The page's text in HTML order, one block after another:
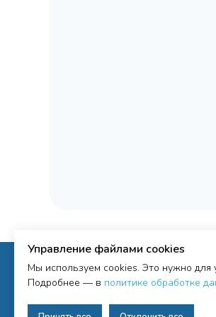
Управление файлами cookies
Мы используем cookies. Это нужно
Подробнее — в политике обработке